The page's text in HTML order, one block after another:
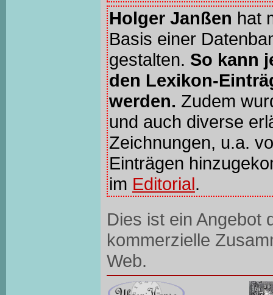
Holger Janßen hat
Basis einer
gestalten. So kann
den Lexikon-
werden. Zudem
und auch diverse
Zeichnungen, u.a.
Einträgen
im Editorial.
Dies ist ein Angebot
kommerzielle
Web.